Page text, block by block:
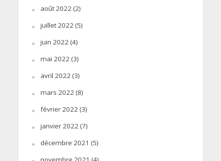
août 2022(2)
juillet 2022(5)
juin 2022(4)
mai 2022(3)
avril 2022(3)
mars 2022(8)
février 2022(3)
janvier 2022(7)
décembre 2021 (5)